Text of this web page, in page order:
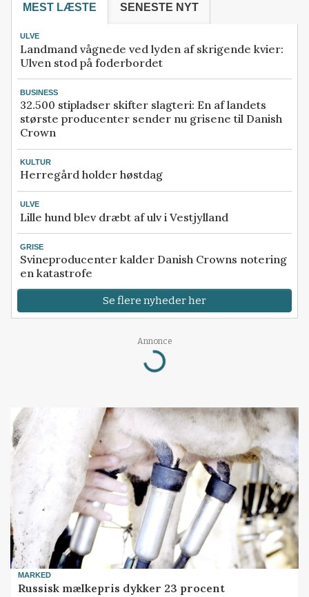
MEST LÆSTE SENESTE NYT
ULVE
Landmand vågnede ved lyden af skrigende kvier:
Ulven stod på foderbordet
BUSINESS
32.500 stipladser skifter slagteri: En af landets
største producenter sender nu grisene til Danish
Crown
KULTUR
Herregård holder høstdag
ULVE
Lille hund blev dræbt af ulv i Vestjylland
GRISE
Svineproducenter kalder Danish Crowns notering
en katastrofe
Se flere nyheder her
Annonce
Loading...
MARKED
Russisk mælkepris dykker 23 procent